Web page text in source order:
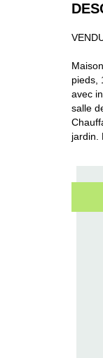
pieds,
avec
salle
jardin.